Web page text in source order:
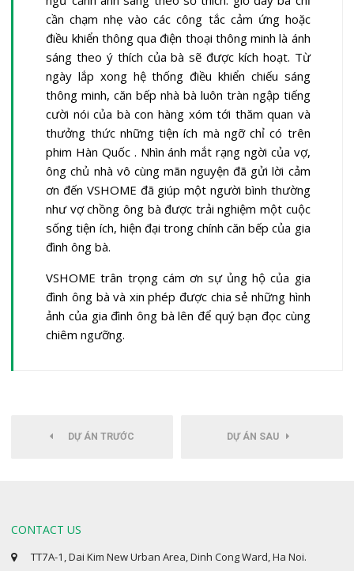
cần chạm nhẹ vào các công tắc cảm ứng hoặc
điều khiển thông qua điện thoại thông minh là ánh
sáng theo ý thích của bà sẽ được kích hoạt. Từ
ngày lắp xong hệ thống điều khiển chiếu sáng
thông minh, căn bếp nhà bà luôn tràn ngập tiếng
cười nói của bà con hàng xóm tới thăm quan và
thưởng thức những tiện ích mà ngỡ chỉ có trên
phim Hàn Quốc . Nhìn ánh mắt rạng ngời của vợ,
ông chủ nhà vô cùng mãn nguyện đã gửi lời cảm
ơn đến VSHOME đã giúp một người bình thường
như vợ chồng ông bà được trải nghiệm một cuộc
sống tiện ích, hiện đại trong chính căn bếp của gia
đình ông bà.
VSHOME trân trọng cám ơn sự ủng hộ của gia
đình ông bà và xin phép được chia sẻ những hình
ảnh của gia đình ông bà lên để quý bạn đọc cùng
chiêm ngưỡng.
DỰ ÁN TRƯỚC DỰ ÁN SAU
CONTACT US
TT7A-1, Dai Kim New Urban Area, Dinh Cong Ward, Ha Noi.